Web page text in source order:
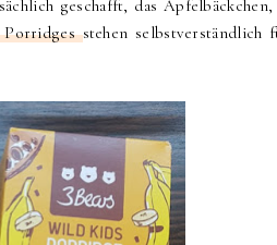
geschafft, das Apfelbäckchen,
Porridgesstehen selbstverständlich